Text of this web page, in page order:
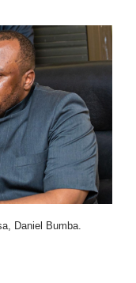
Daniel Bumba.